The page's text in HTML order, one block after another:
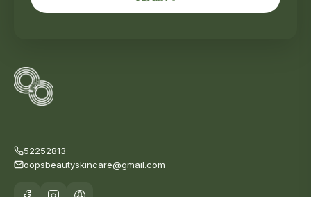
52252813
oopsbeautyskincare@gmail.com